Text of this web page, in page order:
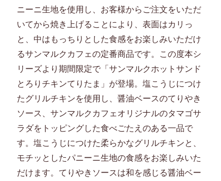
ニーニ生地を使用し、お客様からご注文をいただ
いてから焼き上げることにより、表面はカリっ
と、中はもっちりとした食感をお楽しみいただけ
るサンマルクカフェの定番商品です。この度本シ
リーズより期間限定で「サンマルクホットサンド
とろりチキンてりたま」が登場。塩こうじにつけ
たグリルチキンを使用し、醤油ベースのてりやき
ソース、サンマルクカフェオリジナルのタマゴサ
ラダをトッピングした食べごたえのある一品で
す。塩こうじにつけた柔らかなグリルチキンと、
モチッとしたパニーニ生地の食感をお楽しみいた
だけます。てりやきソースは和を感じる醤油ベー